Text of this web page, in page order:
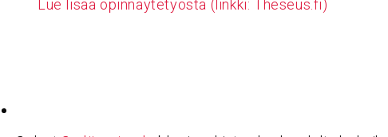
Lue lisää opinnäytetyöstä (linkki: Theseus.fi)